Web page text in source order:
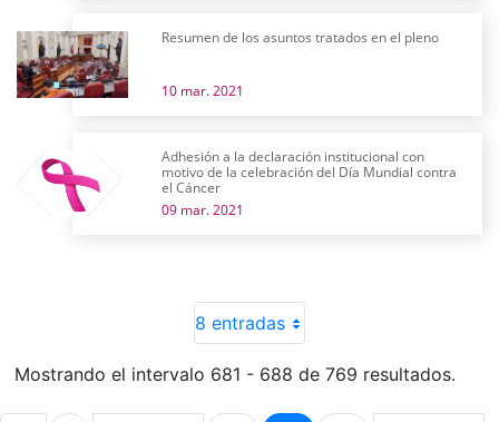
Resumen de los asuntos tratados en el pleno
10 mar. 2021
Adhesión a la declaración institucional con
motivo de la celebración del Día Mundial contra
el Cáncer
09 mar. 2021
8 entradas
Mostrando el intervalo 681 - 688 de 769 resultados.